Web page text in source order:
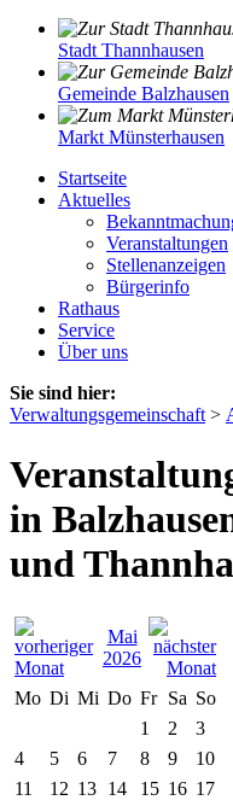
Stadt Thannhausen
Gemeinde Balzhausen
Markt Münsterhausen
Startseite
Aktuelles
Veranstaltungen
Stellenanzeigen
Bürgerinfo
Rathaus
Service
Über uns
Sie sind hier:
Verwaltungsgemeinschaft >
in
und
Mai
2026
Mo Di Mi Do Fr Sa So
1
2
3
4
5 6 7 8 9
10
11
12 13 14 15 16 17